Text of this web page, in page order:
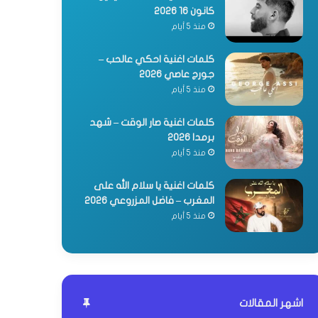
كانون 16 2026
منذ 5 أيام
كلمات اغنية احكي عالحب –
جورج عاصي 2026
منذ 5 أيام
كلمات اغنية صار الوقت – شهد
برمدا 2026
منذ 5 أيام
كلمات اغنية يا سلام الله على
المغرب – فاضل المزروعي 2026
منذ 5 أيام
اشهر المقالات